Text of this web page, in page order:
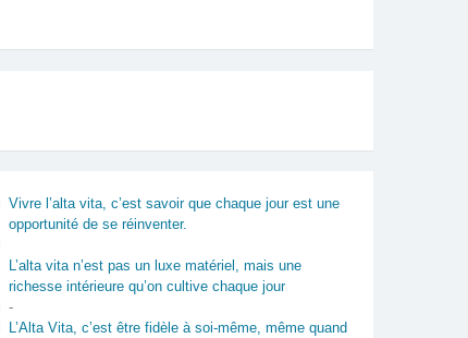
Vivre l’alta vita, c’est savoir que chaque jour est une
opportunité de se réinventer.
L’alta vita n’est pas un luxe matériel, mais une
richesse intérieure qu’on cultive chaque jour
-
L’Alta Vita, c’est être fidèle à soi-même, même quand